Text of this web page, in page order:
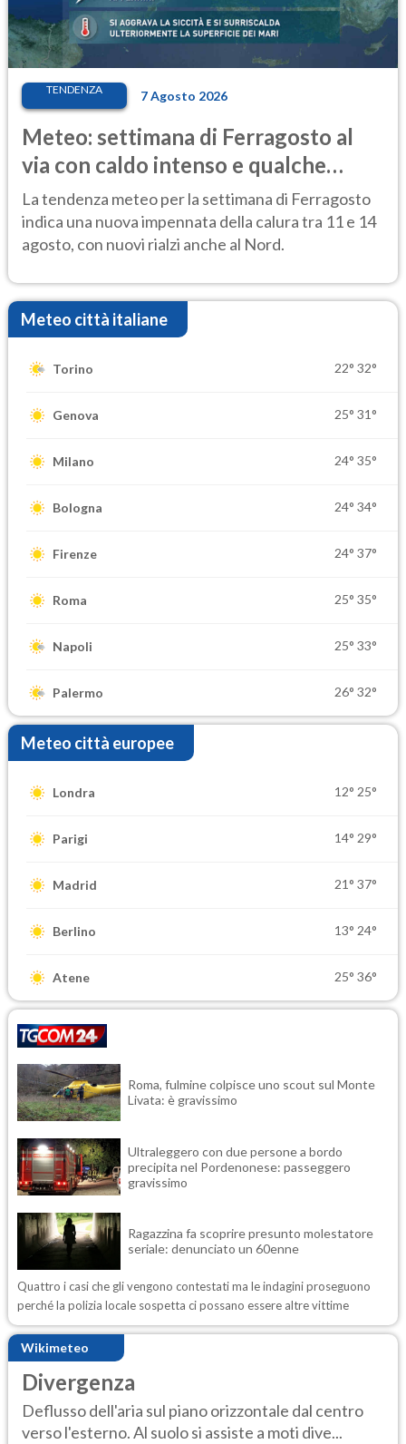
TENDENZA 7 Agosto 2026
Meteo: settimana di Ferragosto al
via con caldo intenso e qualche
temporale
La tendenza meteo per la settimana di Ferragosto
indica una nuova impennata della calura tra 11 e 14
agosto, con nuovi rialzi anche al Nord.
Meteo città italiane
Torino 22° 32°
Genova 25° 31°
Milano 24° 35°
Bologna 24° 34°
Firenze 24° 37°
Roma 25° 35°
Napoli 25° 33°
Palermo 26° 32°
Meteo città europee
Londra 12° 25°
Parigi 14° 29°
Madrid 21° 37°
Berlino 13° 24°
Atene 25° 36°
Roma, fulmine colpisce uno scout sul Monte
Livata: è gravissimo
Ultraleggero con due persone a bordo
precipita nel Pordenonese: passeggero
gravissimo
Ragazzina fa scoprire presunto molestatore
seriale: denunciato un 60enne
Quattro i casi che gli vengono contestati ma le indagini proseguono
perché la polizia locale sospetta ci possano essere altre vittime
Wikimeteo
Divergenza
Deflusso dell'aria sul piano orizzontale dal centro
verso l'esterno. Al suolo si assiste a moti dive...